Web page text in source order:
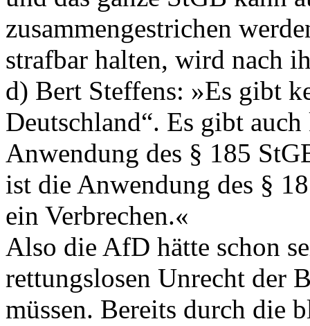
zusammengestrichen
strafbar halten, wird nach
d) Bert Steffens: »Es gibt
Deutschland“. Es gibt
Anwendung des § 185
ist die Anwendung des §
ein Verbrechen.«
Also die AfD hätte schon
rettungslosen Unrecht der
müssen. Bereits durch die